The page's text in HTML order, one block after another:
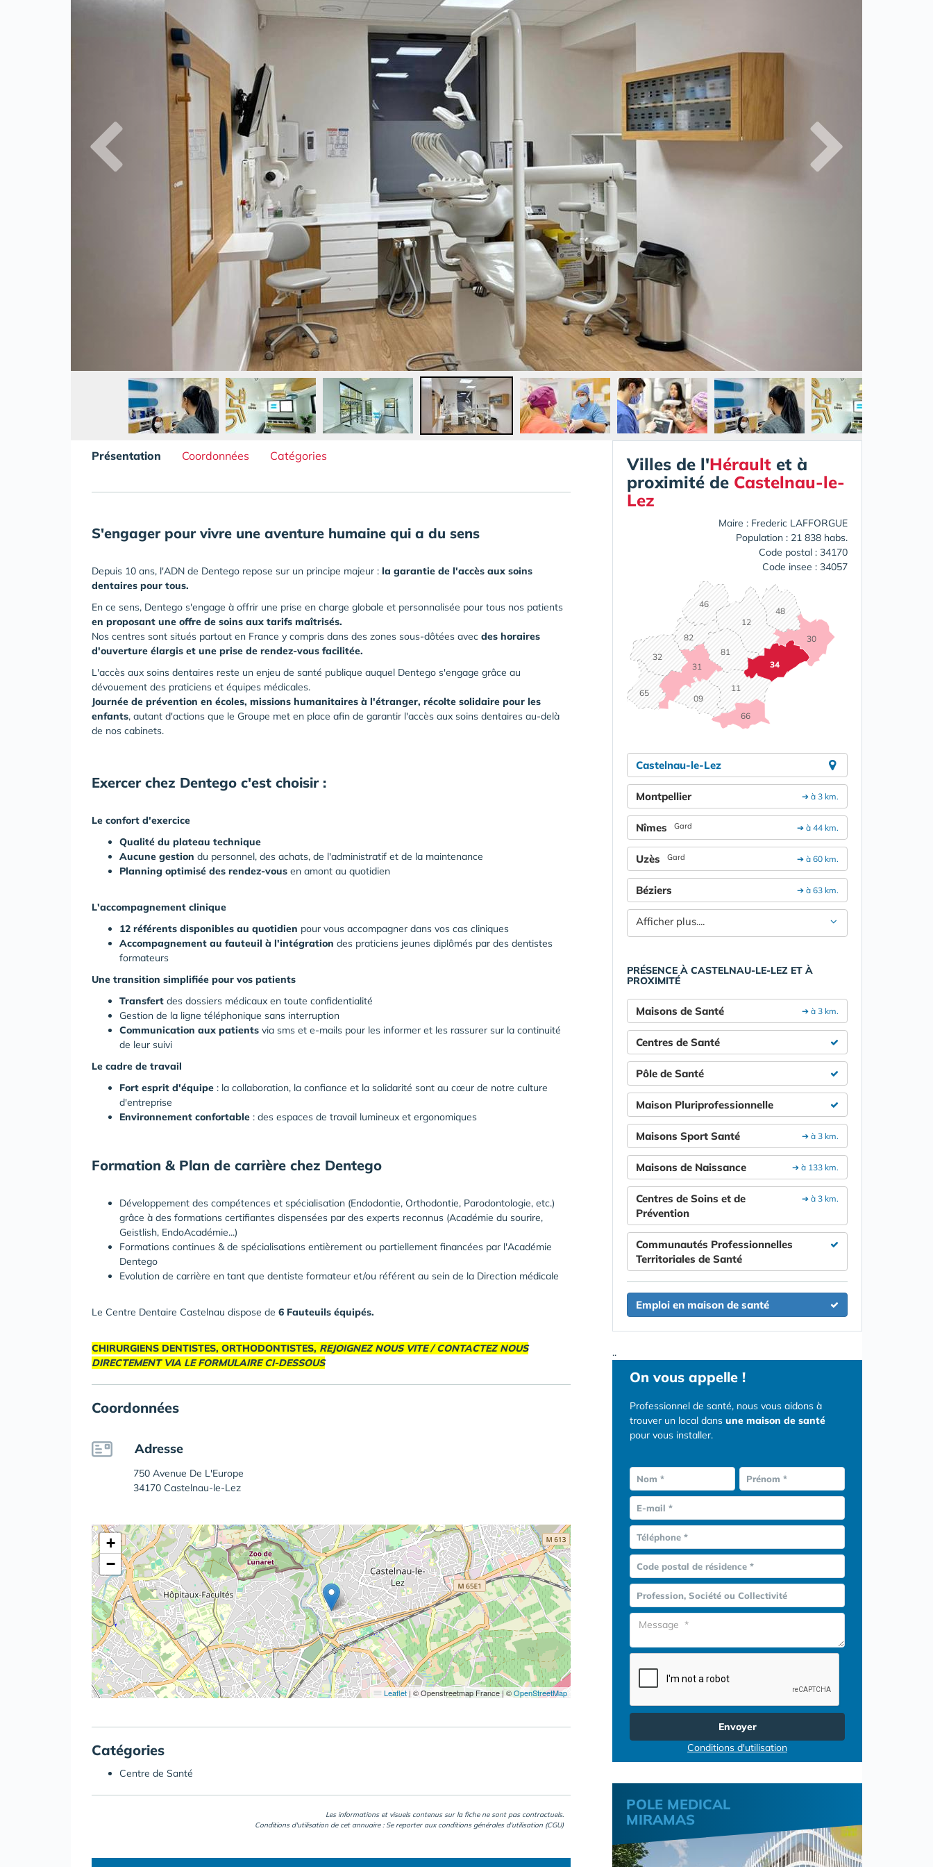
Présentation Coordonnées Catégories
S'engager pour vivre une aventure humaine qui a du sens
Depuis 10 ans, l'ADN de Dentego repose sur un principe majeur : la garantie de l'accès aux soins
dentaires pour tous.
En ce sens, Dentego s'engage à offrir une prise en charge globale et personnalisée pour tous nos patients
en proposant une offre de soins aux tarifs maîtrisés.
Nos centres sont situés partout en France y compris dans des zones sous-dôtées avec des horaires
d'ouverture élargis et une prise de rendez-vous facilitée.
L'accès aux soins dentaires reste un enjeu de santé publique auquel Dentego s'engage grâce au
dévouement des praticiens et équipes médicales.
Journée de prévention en écoles, missions humanitaires à l'étranger, récolte solidaire pour les
enfants, autant d'actions que le Groupe met en place afin de garantir l'accès aux soins dentaires au-delà
de nos cabinets.
Exercer chez Dentego c'est choisir :
Le confort d'exercice
Qualité du plateau technique
Aucune gestion du personnel, des achats, de l'administratif et de la maintenance
Planning optimisé des rendez-vous en amont au quotidien
L'accompagnement clinique
12 référents disponibles au quotidien pour vous accompagner dans vos cas cliniques
Accompagnement au fauteuil à l'intégration des praticiens jeunes diplômés par des dentistes
formateurs
Une transition simplifiée pour vos patients
Transfert des dossiers médicaux en toute confidentialité
Gestion de la ligne téléphonique sans interruption
Communication aux patients via sms et e-mails pour les informer et les rassurer sur la continuité
de leur suivi
Le cadre de travail
Fort esprit d'équipe : la collaboration, la confiance et la solidarité sont au cœur de notre culture
d'entreprise
Environnement confortable : des espaces de travail lumineux et ergonomiques
Formation & Plan de carrière chez Dentego
Développement des compétences et spécialisation (Endodontie, Orthodontie, Parodontologie, etc.)
grâce à des formations certifiantes dispensées par des experts reconnus (Académie du sourire,
Geistlish, EndoAcadémie...)
Formations continues & de spécialisations entièrement ou partiellement financées par l'Académie
Dentego
Evolution de carrière en tant que dentiste formateur et/ou référent au sein de la Direction médicale
Le Centre Dentaire Castelnau dispose de 6 Fauteuils équipés.
CHIRURGIENS DENTISTES, ORTHODONTISTES, REJOIGNEZ NOUS VITE / CONTACTEZ NOUS
DIRECTEMENT VIA LE FORMULAIRE CI-DESSOUS
Coordonnées
Adresse
750 Avenue De L'Europe
34170 Castelnau-le-Lez
+
−
Leaflet | © Openstreetmap France | ©OpenStreetMap
Catégories
Centre de Santé
Les informations et visuels contenus sur la fiche ne sont pas contractuels.
Conditions d'utilisation de cet annuaire : Se reporter aux conditions générales d'utilisation (CGU)
Villes de l'Hérault et à
proximité de Castelnau-le-
Lez
Maire : Frederic LAFFORGUE
Population : 21 838 habs.
Code postal : 34170
Code insee : 34057
09
11
12
30
31
32
34
46
48
65
66
81
82
Castelnau-le-Lez
➔ à 3 km.
Montpellier
➔ à 44 km.
Nîmes Gard
➔ à 60 km.
Uzès Gard
➔ à 63 km.
Béziers
Afficher plus....
PRÉSENCE À CASTELNAU-LE-LEZ ET À
PROXIMITÉ
➔ à 3 km.
Maisons de Santé
Centres de Santé
Pôle de Santé
Maison Pluriprofessionnelle
➔ à 3 km.
Maisons Sport Santé
➔ à 133 km.
Maisons de Naissance
➔ à 3 km.
Centres de Soins et de
Prévention
Communautés Professionnelles
Territoriales de Santé
Emploi en maison de santé
..
On vous appelle !
Professionnel de santé, nous vous aidons à
trouver un local dans une maison de santé
pour vous installer.
Nom * Prénom *
E-mail *
Téléphone *
Code postal de résidence *
Profession, Société ou Collectivité
Envoyer
Conditions d'utilisation
POLE MEDICAL
MIRAMAS